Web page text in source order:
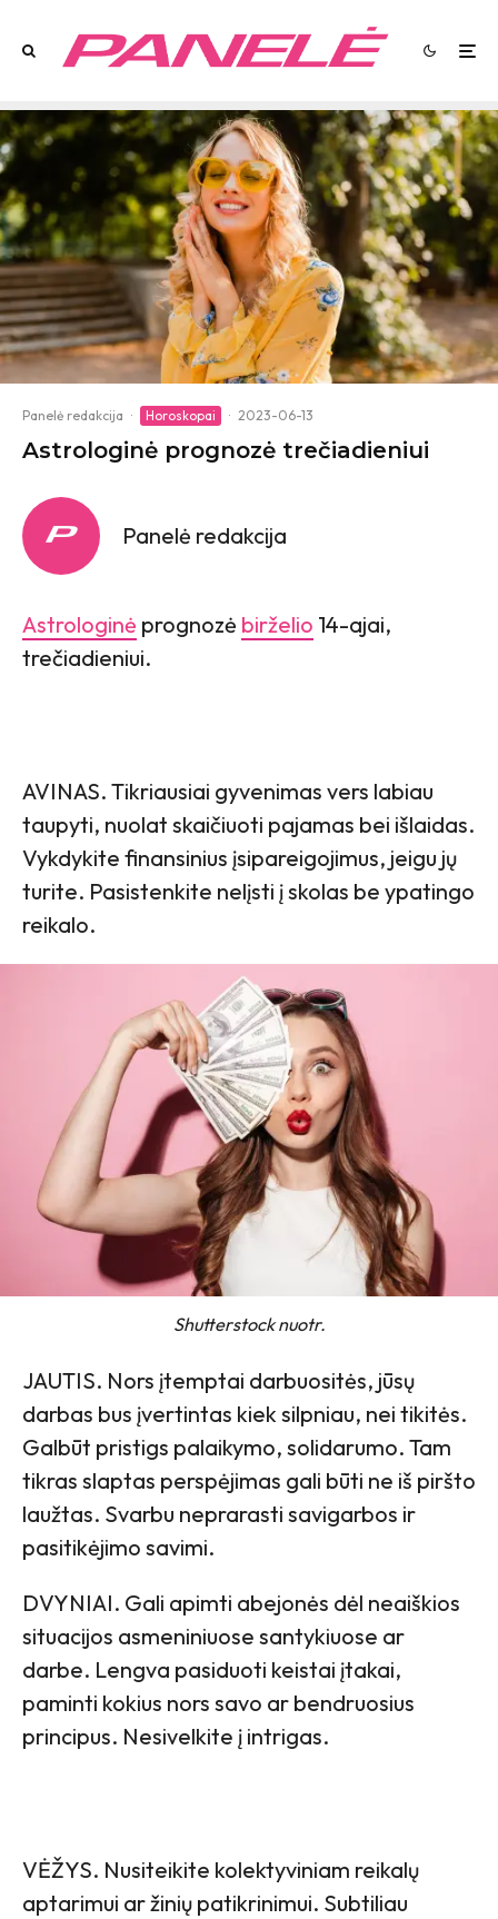
Panelė redakcija · Horoskopai · 2023-06-13
Astrologinė prognozė trečiadieniui
Panelė redakcija
Astrologinė prognozė birželio 14-ajai,
trečiadieniui.
AVINAS. Tikriausiai gyvenimas vers labiau
taupyti, nuolat skaičiuoti pajamas bei išlaidas.
Vykdykite finansinius įsipareigojimus, jeigu jų
turite. Pasistenkite nelįsti į skolas be ypatingo
reikalo.
Shutterstock nuotr.
JAUTIS. Nors įtemptai darbuositės, jūsų
darbas bus įvertintas kiek silpniau, nei tikitės.
Galbūt pristigs palaikymo, solidarumo. Tam
tikras slaptas perspėjimas gali būti ne iš piršto
laužtas. Svarbu neprarasti savigarbos ir
pasitikėjimo savimi.
DVYNIAI. Gali apimti abejonės dėl neaiškios
situacijos asmeniniuose santykiuose ar
darbe. Lengva pasiduoti keistai įtakai,
paminti kokius nors savo ar bendruosius
principus. Nesivelkite į intrigas.
VĖŽYS. Nusiteikite kolektyviniam reikalų
aptarimui ar žinių patikrinimui. Subtiliau